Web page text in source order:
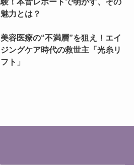
魅力とは？
美容医療の“不満層”を狙え！エイ
ジングケア時代の救世主「光糸リ
フト」